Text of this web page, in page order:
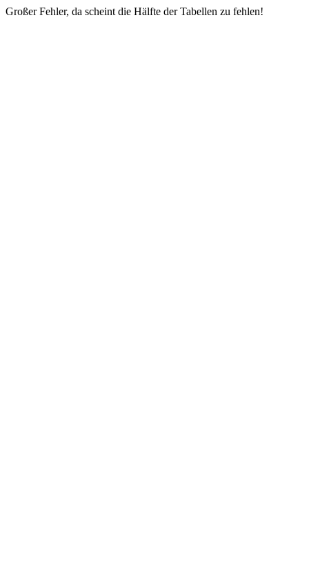
Großer Fehler, da scheint die Hälfte der Tabellen zu fehlen!